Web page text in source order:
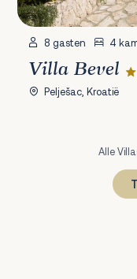
8 gasten 4
Villa Bevel
Pelješac, Kroatië
Alle